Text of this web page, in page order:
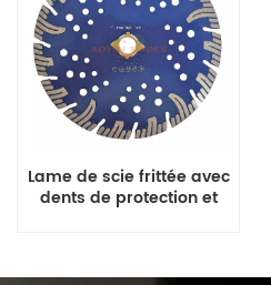
Lame de scie frittée avec
dents de protection et